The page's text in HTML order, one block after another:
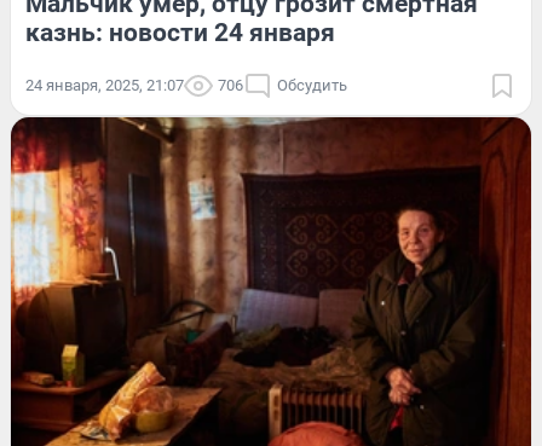
казнь: новости 24 января
24 января, 2025, 21:07 706 Обсудить